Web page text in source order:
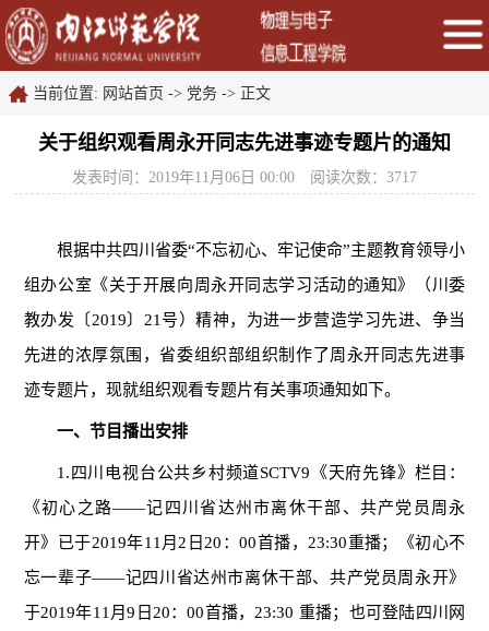
当前位置: 网站首页 -> 党务 -> 正文
关于组织观看周永开同志先进事迹专题片的通知
发表时间：2019年11月06日 00:00 阅读次数：3717
根据中共四川省委“不忘初心、牢记使命”主题教育领导小
组办公室《关于开展向周永开同志学习活动的通知》（川委
教办发〔2019〕 21号）精神，为进一步营造学习先进、争当
先进的浓厚氛围，省委组织部组织制作了周永开同志先进事
迹专题片，现就组织观看专题片有关事项通知如下。
一、节目播出安排
1. 四川电视台公共乡村频道SCTV9 《天府先锋》栏目：
《初心之路——记四川省达州市离休干部、共产党员周永
开》已于2019年11月2 日20 ：00首播，23:30重播；《初心不
忘一辈子——记四川省达州市离休干部、共产党员周永开》
于2019年11月9 日20：00首播，23:30 重播；也可登陆四川网